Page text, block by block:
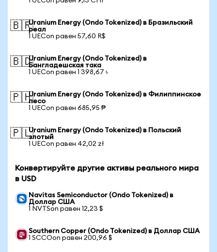
🇧🇷Uranium Energy (Ondo Tokenized) в Бразильский
реал
1 UECon равен 57,60 R$
🇧🇩Uranium Energy (Ondo Tokenized) в
Бангладешская така
1 UECon равен 1 398,67 ৳
🇵🇭Uranium Energy (Ondo Tokenized) в Филиппинское
песо
1 UECon равен 685,95 ₱
🇵🇱Uranium Energy (Ondo Tokenized) в Польский
злотый
1 UECon равен 42,02 zł
Конвертируйте другие активы реального мира
в USD
Navitas Semiconductor (Ondo Tokenized) в
Доллар США
1 NVTSon равен 12,23 $
Southern Copper (Ondo Tokenized) в Доллар США
1 SCCOon равен 200,96 $